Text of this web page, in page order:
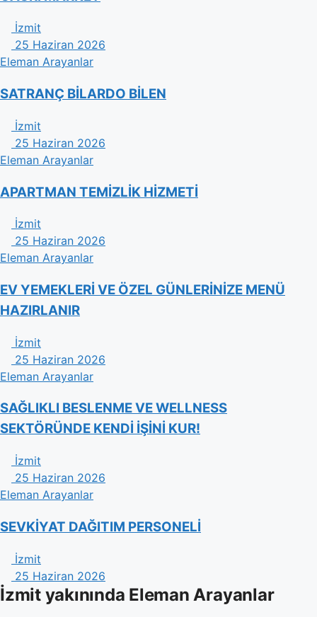
İzmit
25 Haziran 2026
Eleman Arayanlar
SATRANÇ BİLARDO BİLEN
İzmit
25 Haziran 2026
Eleman Arayanlar
APARTMAN TEMİZLİK HİZMETİ
İzmit
25 Haziran 2026
Eleman Arayanlar
EV YEMEKLERİ VE ÖZEL GÜNLERİNİZE MENÜ
HAZIRLANIR
İzmit
25 Haziran 2026
Eleman Arayanlar
​SAĞLIKLI BESLENME VE WELLNESS
SEKTÖRÜNDE KENDİ İŞİNİ KUR!
İzmit
25 Haziran 2026
Eleman Arayanlar
SEVKİYAT DAĞITIM PERSONELİ
İzmit
25 Haziran 2026
İzmit yakınında Eleman Arayanlar